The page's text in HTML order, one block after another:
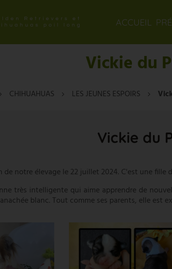
ACCUEIL
Vickie du
CHIHUAHUAS LES JEUNES ESPOIRS
Vickie du
de notre élevage le 22 juillet 2024. C'est une fille
très intelligente qui aime apprendre de
blanc. Tout comme ses parents, elle est